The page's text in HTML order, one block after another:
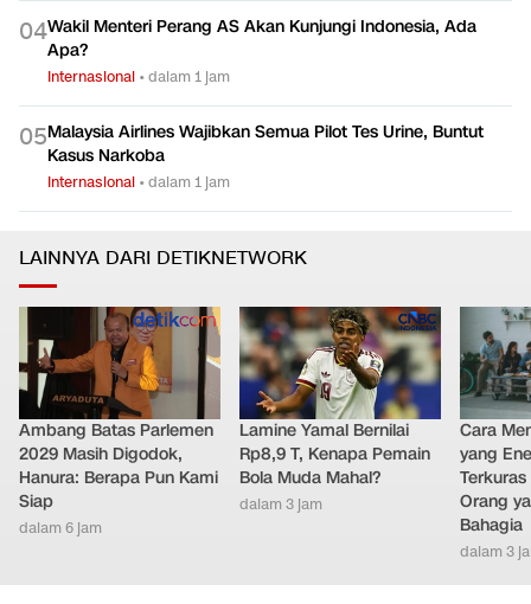
04Wakil Menteri Perang AS Akan Kunjungi Indonesia, Ada
Apa?
Internasional •dalam 1 jam
05Malaysia Airlines Wajibkan Semua Pilot Tes Urine, Buntut
Kasus Narkoba
Internasional •dalam 1 jam
LAINNYA DARI DETIKNETWORK
Ambang Batas Parlemen
2029 Masih Digodok,
Hanura: Berapa Pun Kami
Siap
dalam 6 jam
Lamine Yamal Bernilai
Rp8,9 T, Kenapa Pemain
Bola Muda Mahal?
dalam 3 jam
Cara
yang
Orang
Bahagia
dalam 3